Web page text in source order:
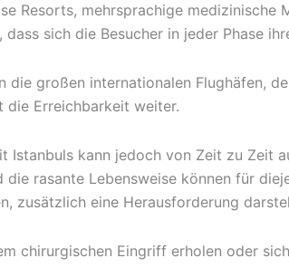
Resorts, mehrsprachige
sich die Besucher in jeder Phase
die großen internationalen Flughäfen,
Erreichbarkeit weiter.
Istanbuls kann jedoch von Zeit zu Zeit
rasante Lebensweise können für
zusätzlich eine Herausforderung
chirurgischen Eingriff erholen oder